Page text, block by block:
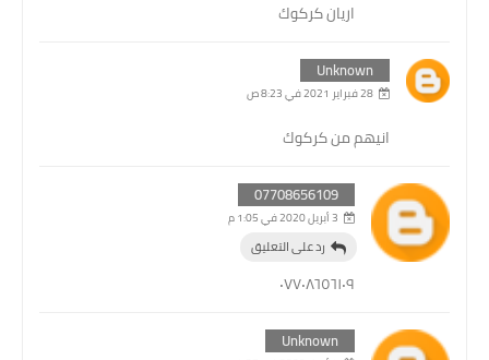
اريان كركوك
Unknown
28 فبراير 2021 في 8:23 ص
انيهم من كركوك
07708656109
3 أبريل 2020 في 1:05 م
٠٧٧٠٨٦٥٦١٠٩
رد على التعليق
Unknown